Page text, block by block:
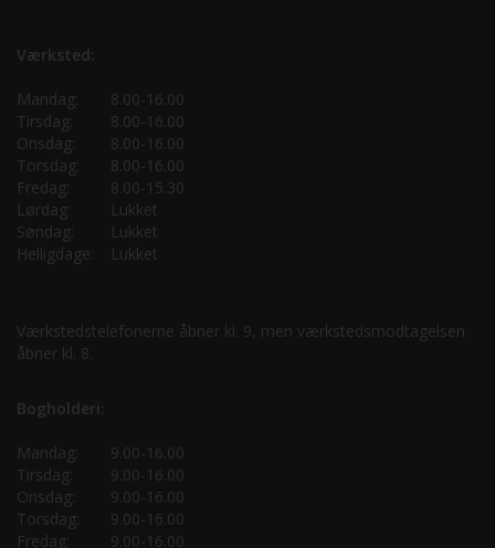
Værksted:
Mandag:
8.00-16.00
Tirsdag:
8.00-16.00
Onsdag:
8.00-16.00
Torsdag:
8.00-16.00
Fredag:
8.00-15.30
Lørdag:
Lukket
Søndag:
Lukket
Helligdage:
Lukket
Værkstedstelefonerne åbner kl. 9, men værkstedsmodtagelsen
åbner kl. 8.
Bogholderi:
Mandag:
9.00-16.00
Tirsdag:
9.00-16.00
Onsdag:
9.00-16.00
Torsdag:
9.00-16.00
Fredag:
9.00-16.00